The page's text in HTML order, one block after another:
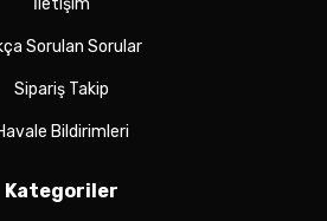
İletişim
Sorulan Sorular
Sipariş Takip
Bildirimleri
Kategoriler